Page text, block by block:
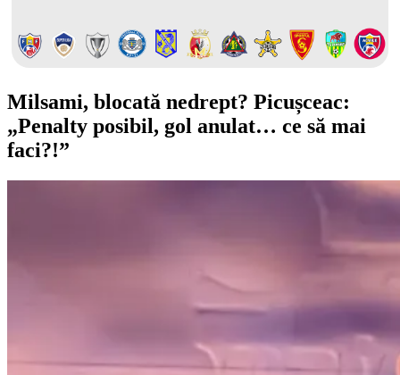
Milsami, blocată nedrept? Picușceac:
„Penalty posibil, gol anulat… ce să mai
faci?!”